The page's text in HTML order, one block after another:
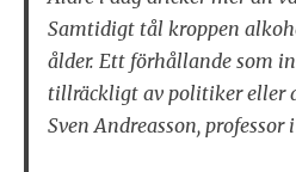
Samtidigt tål kroppen
ålder. Ett förhållande som
tillräckligt av politiker eller
Sven Andreasson, professor